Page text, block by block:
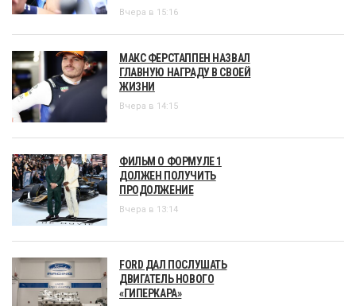
Вчера в 15:16
МАКС ФЕРСТАППЕН НАЗВАЛ
ГЛАВНУЮ НАГРАДУ В СВОЕЙ
ЖИЗНИ
Вчера в 14:15
ФИЛЬМ О ФОРМУЛЕ 1
ДОЛЖЕН ПОЛУЧИТЬ
ПРОДОЛЖЕНИЕ
Вчера в 13:14
FORD ДАЛ ПОСЛУШАТЬ
ДВИГАТЕЛЬ НОВОГО
«ГИПЕРКАРА»